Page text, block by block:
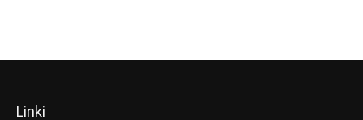
Linki